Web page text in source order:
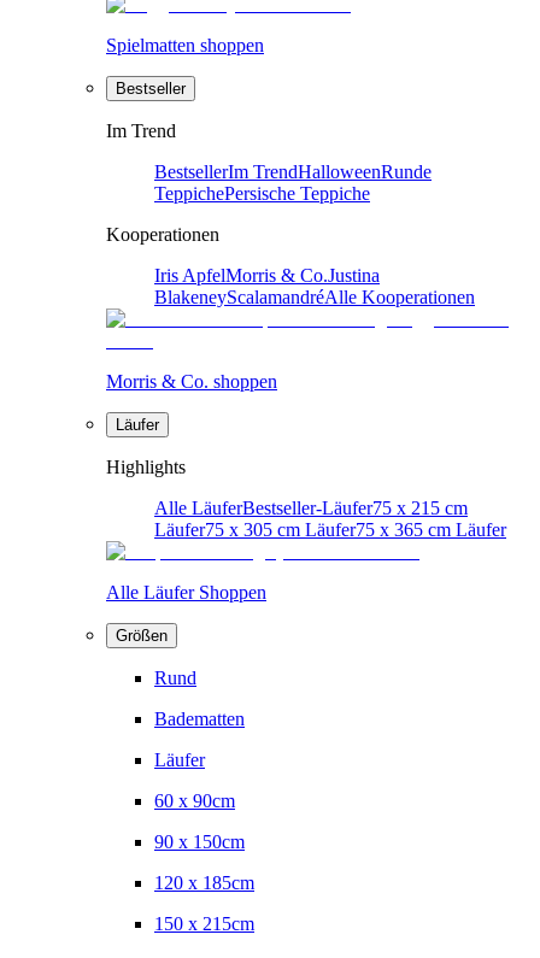
Spielmatten shoppen
Bestseller
Im Trend
BestsellerIm TrendHalloweenRunde
TeppichePersische Teppiche
Kooperationen
Iris ApfelMorris & Co.Justina
BlakeneyScalamandréAlle Kooperationen
Morris & Co. shoppen
Läufer
Highlights
Alle LäuferBestseller-Läufer75 x 215 cm
Läufer75 x 305 cm Läufer75 x 365 cm Läufer
Alle Läufer Shoppen
Größen
Rund
Badematten
Läufer
60 x 90cm
90 x 150cm
120 x 185cm
150 x 215cm